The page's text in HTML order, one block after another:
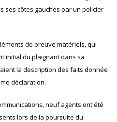
ses côtes gauches par un policier
de preuve matériels, qui
initial du plaignant dans sa
la description des faits donnée
déclaration.
neuf agents ont été
lors de la poursuite du